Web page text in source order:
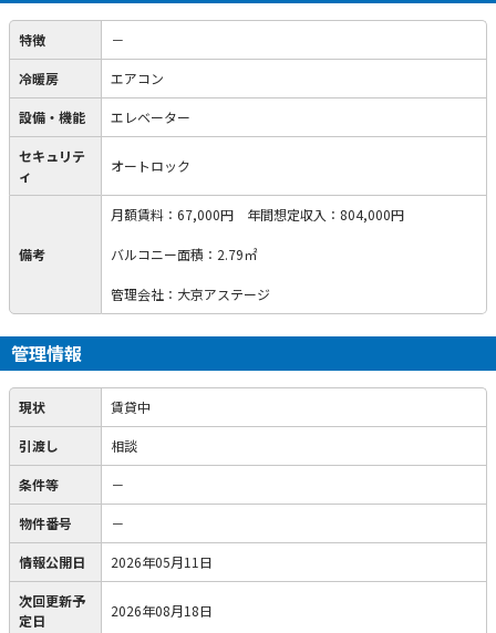
特徴 －
冷暖房 エアコン
設備・機能 エレベーター
セキュリテ
ィ
オートロック
備考
月額賃料：67,000円 年間想定収入：804,000円
バルコニー面積：2.79㎡
管理会社：大京アステージ
管理情報
現状 賃貸中
引渡し 相談
条件等 －
物件番号 －
情報公開日 2026年05月11日
次回更新予
定日
2026年08月18日